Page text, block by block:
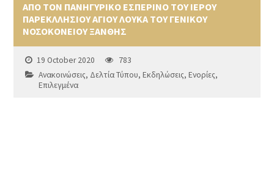
ΑΠΟ ΤΟΝ ΠΑΝΗΓΥΡΙΚΟ ΕΣΠΕΡΙΝΟ ΤΟΥ ΙΕΡΟΥ
ΠΑΡΕΚΛΛΗΣΙΟΥ ΑΓΙΟΥ ΛΟΥΚΑ ΤΟΥ ΓΕΝΙΚΟΥ
ΝΟΣΟΚΟΝΕΙΟΥ ΞΑΝΘΗΣ
19 October 2020
783
Ανακοινώσεις, Δελτία Τύπου,Εκδηλώσεις,Ενορίες,
Επιλεγμένα